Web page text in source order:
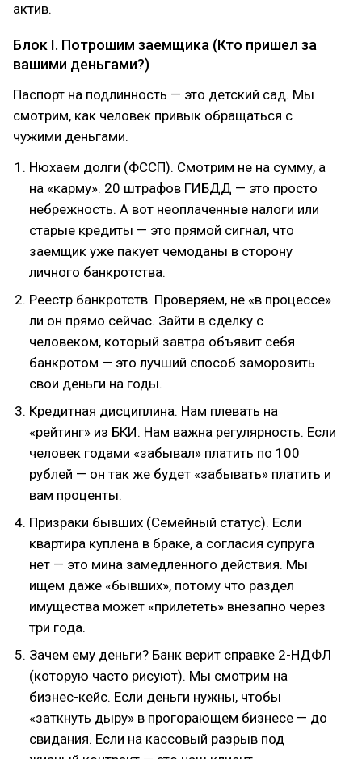
актив.
Блок I. Потрошим заемщика (Кто пришел за
вашими деньгами?)
Паспорт на подлинность — это детский сад. Мы
смотрим, как человек привык обращаться с
чужими деньгами.
Нюхаем долги (ФССП). Смотрим не на сумму, а
на «карму». 20 штрафов ГИБДД — это просто
небрежность. А вот неоплаченные налоги или
старые кредиты — это прямой сигнал, что
заемщик уже пакует чемоданы в сторону
личного банкротства.
Реестр банкротств. Проверяем, не «в процессе»
ли он прямо сейчас. Зайти в сделку с
человеком, который завтра объявит себя
банкротом — это лучший способ заморозить
свои деньги на годы.
Кредитная дисциплина. Нам плевать на
«рейтинг» из БКИ. Нам важна регулярность. Если
человек годами «забывал» платить по 100
рублей — он так же будет «забывать» платить и
вам проценты.
Призраки бывших (Семейный статус). Если
квартира куплена в браке, а согласия супруга
нет — это мина замедленного действия. Мы
ищем даже «бывших», потому что раздел
имущества может «прилететь» внезапно через
три года.
Зачем ему деньги? Банк верит справке 2-НДФЛ
(которую часто рисуют). Мы смотрим на
бизнес-кейс. Если деньги нужны, чтобы
«заткнуть дыру» в прогорающем бизнесе — до
свидания. Если на кассовый разрыв под